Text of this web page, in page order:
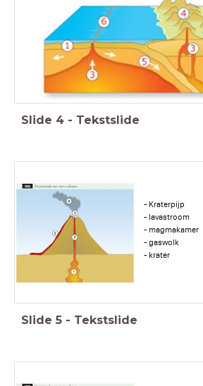
Slide 4 - Tekstslide
- Kraterpijp
- lavastroom
- magmakamer
- gaswolk
- krater
Slide 5 - Tekstslide